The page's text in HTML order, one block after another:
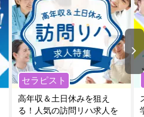
セラピスト
高年収＆土日休みを狙え
る！人気の訪問リハ求人を